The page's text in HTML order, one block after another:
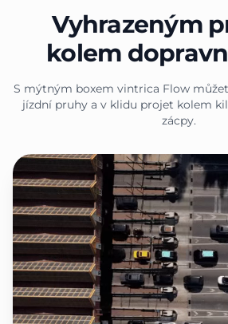
Vyhrazeným
kolem
S mýtným boxem vintrica Flow
jízdní pruhy a v klidu projet kolem
zácpy.